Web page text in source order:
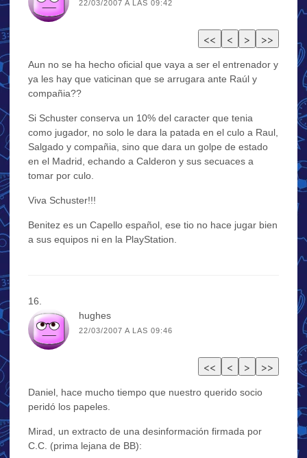
22/03/2007 A LAS 09:42
Aun no se ha hecho oficial que vaya a ser el entrenador y
ya les hay que vaticinan que se arrugara ante Raúl y
compañia??
Si Schuster conserva un 10% del caracter que tenia
como jugador, no solo le dara la patada en el culo a Raul,
Salgado y compañia, sino que dara un golpe de estado
en el Madrid, echando a Calderon y sus secuaces a
tomar por culo.
Viva Schuster!!!
Benitez es un Capello español, ese tio no hace jugar bien
a sus equipos ni en la PlayStation.
hughes
22/03/2007 A LAS 09:46
Daniel, hace mucho tiempo que nuestro querido socio
peridó los papeles.
Mirad, un extracto de una desinformación firmada por
C.C. (prima lejana de BB):